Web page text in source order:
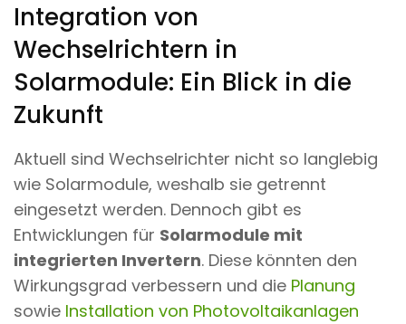
Integration von
Wechselrichtern in
Solarmodule: Ein Blick in die
Zukunft
Aktuell sind Wechselrichter nicht so langlebig
wie Solarmodule, weshalb sie getrennt
eingesetzt werden. Dennoch gibt es
Entwicklungen für Solarmodule mit
integrierten Invertern. Diese könnten den
Wirkungsgrad verbessern und die Planung
sowie Installation von Photovoltaikanlagen